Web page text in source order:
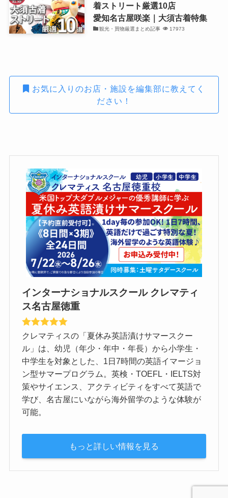
着ストリート厳選10店
愛知名古屋咲楽｜大須古着特集
観光・買物厳選まとめ記事 17973
お気に入りのお店・施設を編集部に教えてく
ださい！
インターナショナルスクール クレマティ
ス名古屋徳重
クレマティスの「夏休み英語漬けサマースクー
ル」は、幼児（年少・年中・年長）から小学生・
中学生を対象とした、1日7時間の英語イマージョ
ン型サマープログラム。英検・TOEFL・IELTS対
策やサイエンス、アクティビティをすべて英語で
学び、名古屋にいながら海外留学のような体験が
可能。
もっと詳しい情報を見る